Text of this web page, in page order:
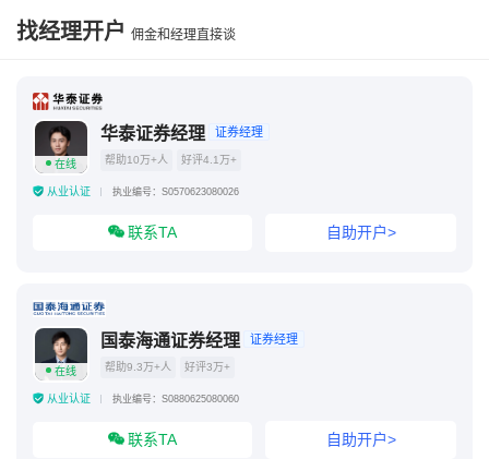
找经理开户 佣金和经理直接谈
在线
华泰证券经理 证券经理
帮助10万+人 好评4.1万+
从业认证 执业编号：S0570623080026
联系TA 自助开户>
在线
国泰海通证券经理 证券经理
帮助9.3万+人 好评3万+
从业认证 执业编号：S0880625080060
联系TA 自助开户>